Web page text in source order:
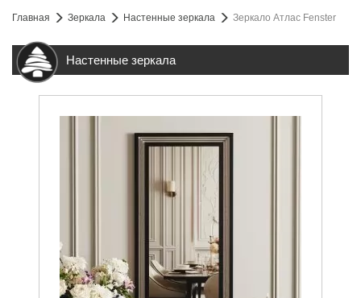
Главная Зеркала Настенные зеркала Зеркало Атлас Fenster
Настенные зеркала